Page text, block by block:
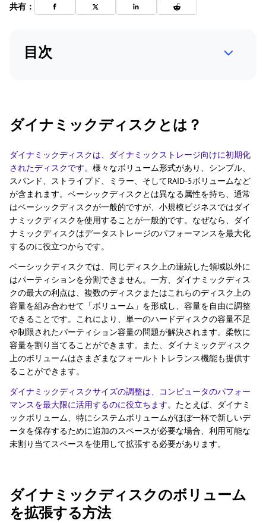
共有：
目次
ダイナミックディスクとは？
ダイナミックディスクは、ダイナミックストレージ向けに初期化
されたディスクです。 様々なボリューム形式があり、シンプル、
スパンド、ストライプド、ミラー、そしてRAID-5ボリュームなど
が含まれます。ベーシックディスクとは異なる属性を持ち、通常
はベーシックディスクが一般的ですが、小規模ビジネスではダイ
ナミックディスクを使用することが一般的です。なぜなら、ダイ
ナミックディスクはデータストレージのパフォーマンスを最大化
するのに役立つからです。
ベーシックディスクでは、同じディスク上の連続した領域以外に
はパーティションを分割できません。一方、ダイナミックディス
クの最大の利点は、複数のディスクまたはこれらのディスク上の
容量を組み合わせて「ボリューム」を形成し、容量を自由に調整
できることです。これにより、単一のハードディスクの容量不足
や制限されたパーティション容量の問題が解決されます。柔軟に
容量を割り当てることができます。また、ダイナミックディスク
上のボリュームはさまざまなフォールトトレランス機能も提供す
ることができます。
ダイナミックディスクサイズの調整は、コンピュータのパフォー
マンスを最大限に活用するのに役立ちます。 たとえば、ダイナミ
ックボリューム、特にシステムボリュームがほぼ一杯で新しいデ
ータを保存するために追加のスペースが必要な場合、利用可能な
未割り当てスペースを使用して拡張する必要があります。
ダイナミックディスクのボリューム
を拡張する方法